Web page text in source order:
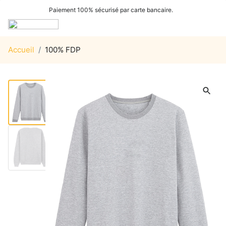
Paiement 100% sécurisé par carte bancaire.
Accueil / 100% FDP